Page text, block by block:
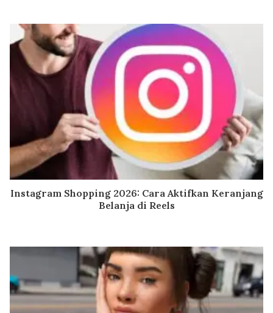
Instagram Shopping 2026: Cara Aktifkan Keranjang
Belanja di Reels